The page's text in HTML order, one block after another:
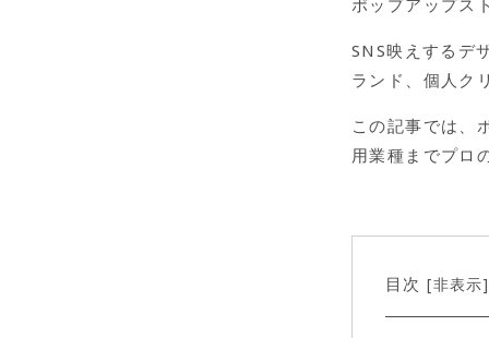
ポップアップス
SNS映えするデ
ランド、個人ク
この記事では、
用業種までプロ
目次 [非表示]